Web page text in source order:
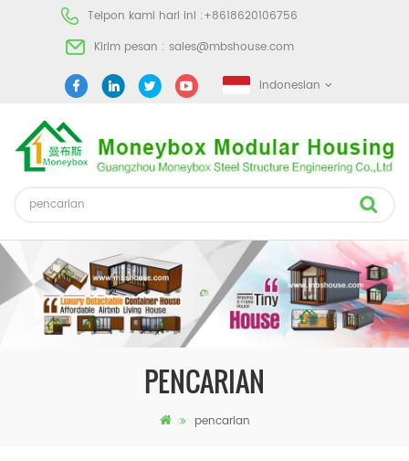
Telpon kami hari ini :+8618620106756
Kirim pesan : sales@mbshouse.com
Indonesian
PENCARIAN
pencarian